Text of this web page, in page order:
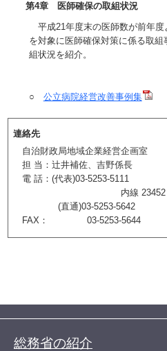
第4章 医師確保の取組状況
平成21年度末の医師数が前年度
を対象に医師確保対策に係る取
組状況を紹介。
○ 公立病院経営改善事例集
連絡先
自治財政局地域企業経営企画室
担 当：辻井補佐、吉野係長
電 話：(代表)03-5253-5111
内線 23452
(直通)03-5253-5642
FAX： 03-5253-5644
総務省の紹介